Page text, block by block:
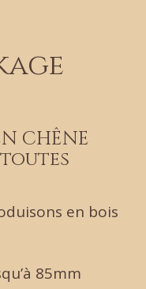
CHÊNE
en bois
85mm